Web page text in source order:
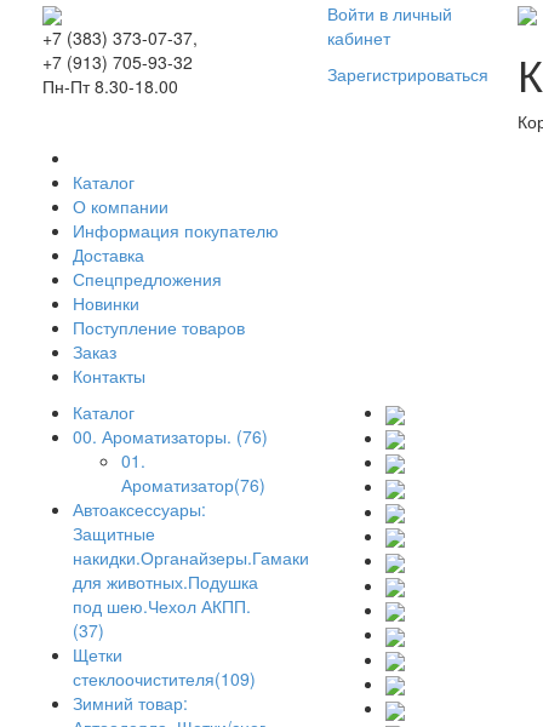
+7 (383) 373-07-37,
+7 (913) 705-93-32
Пн-Пт 8.30-18.00
Войти в личный
кабинет
Зарегистрироваться
Каталог
О компании
Информация покупателю
Доставка
Спецпредложения
Новинки
Поступление товаров
Заказ
Контакты
Каталог
00. Ароматизаторы. (76)
01.
Ароматизатор(76)
Автоаксессуары:
Защитные
накидки.Органайзеры.Гамаки
для животных.Подушка
под шею.Чехол АКПП.
(37)
Щетки
стеклоочистителя(109)
Зимний товар: